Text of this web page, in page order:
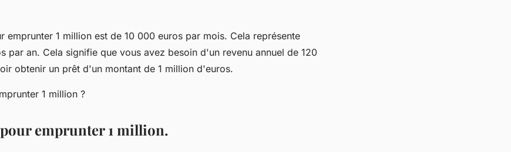
emprunter 1 million est de 10 000 euros par mois. Cela représente
par an. Cela signifie que vous avez besoin d'un revenu annuel de 120
obtenir un prêt d'un montant de 1 million d'euros.
emprunter 1 million.